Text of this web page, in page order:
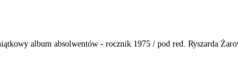
album absolwentów - rocznik 1975 / pod red. Ryszarda